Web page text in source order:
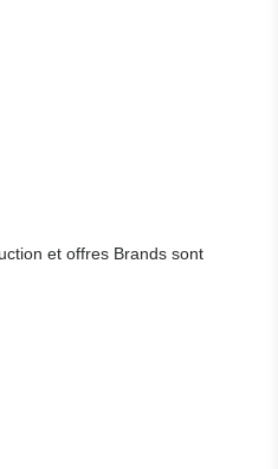
et offres Brands sont